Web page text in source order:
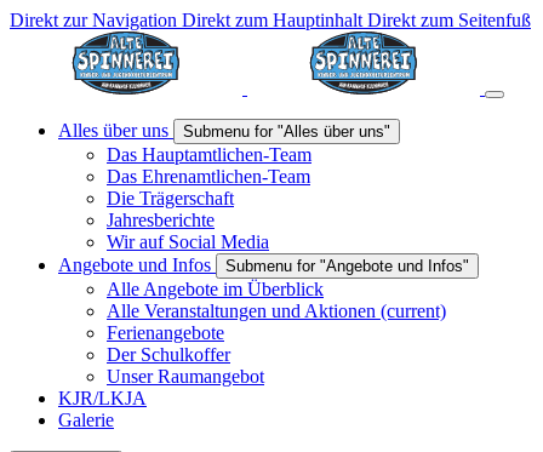
Direkt zur Navigation Direkt zum Hauptinhalt Direkt zum Seitenfuß
Alles über uns Submenu for "Alles über uns"
Das Hauptamtlichen-Team
Das Ehrenamtlichen-Team
Die Trägerschaft
Jahresberichte
Wir auf Social Media
Angebote und Infos
Submenu for "Angebote und Infos"
Alle Angebote im Überblick
Alle Veranstaltungen und Aktionen (current)
Ferienangebote
Der Schulkoffer
Unser Raumangebot
KJR/LKJA
Galerie